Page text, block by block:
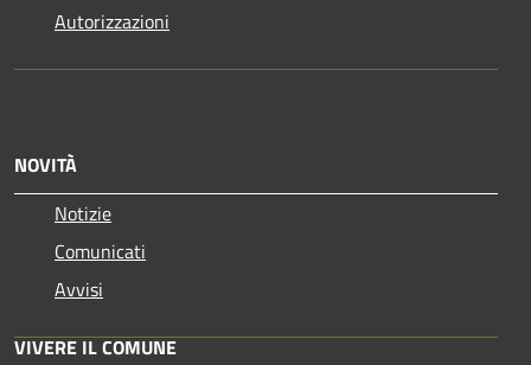
Autorizzazioni
NOVITÀ
Notizie
Comunicati
Avvisi
VIVERE IL COMUNE